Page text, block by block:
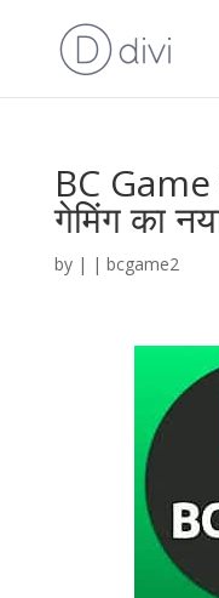
BC Game
गेमिंग का
by | | bcgame2